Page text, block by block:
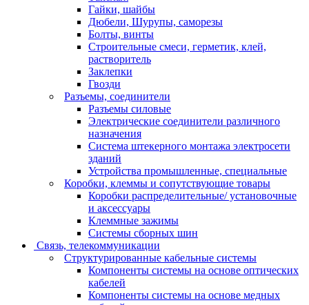
Гайки, шайбы
Дюбели, Шурупы, саморезы
Болты, винты
Строительные смеси, герметик, клей,
растворитель
Заклепки
Гвозди
Разъемы, соединители
Разъемы силовые
Электрические соединители различного
назначения
Система штекерного монтажа электросети
зданий
Устройства промышленные, специальные
Коробки, клеммы и сопутствующие товары
Коробки распределительные/ установочные
и аксессуары
Клеммные зажимы
Системы сборных шин
Связь, телекоммуникации
Структурированные кабельные системы
Компоненты системы на основе оптических
кабелей
Компоненты системы на основе медных